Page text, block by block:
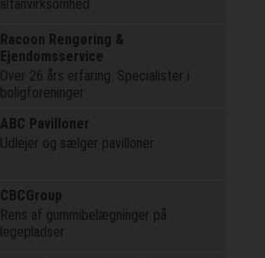
altanvirksomhed
Racoon Rengøring &
Ejendomsservice
Over 26 års erfaring. Specialister i
boligforeninger
ABC Pavilloner
Udlejer og sælger pavilloner
CBCGroup
Rens af gummibelægninger på
legepladser